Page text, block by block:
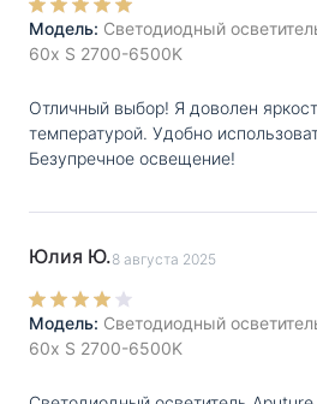
Модель: Светодиодный
60x S 2700-6500K
Отличный выбор! Я доволен
температурой. Удобно
Безупречное освещение!
Юлия Ю.8 августа 2025
Модель: Светодиодный
60x S 2700-6500K